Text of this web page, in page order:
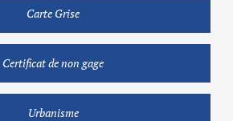
Carte Grise
Certificat de non gage
Urbanisme